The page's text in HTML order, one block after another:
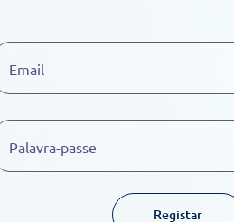
Email
Palavra-passe
Registar